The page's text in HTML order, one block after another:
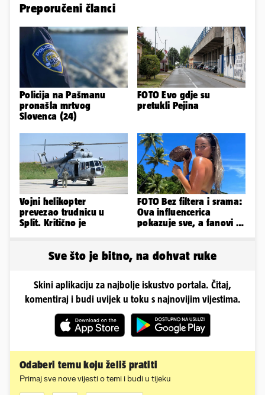
Preporučeni članci
Policija na Pašmanu
pronašla mrtvog
Slovenca (24)
FOTO Evo gdje su
pretukli Pejina
Vojni helikopter
prevezao trudnicu u
Split. Kritično je
FOTO Bez filtera i srama:
Ova influencerica
pokazuje sve, a fanovi je
Sve što je bitno, na dohvat ruke
Skini aplikaciju za najbolje iskustvo portala. Čitaj,
komentiraj i budi uvijek u toku s najnovijim vijestima.
Odaberi temu koju želiš pratiti
Primaj sve nove vijesti o temi i budi u tijeku